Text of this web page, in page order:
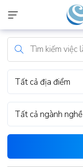
Tất cả địa điểm
Tất cả ngành nghề